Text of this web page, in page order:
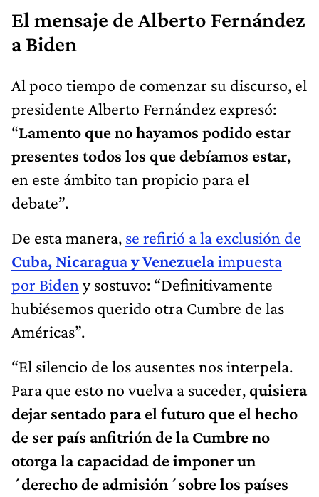
El mensaje de Alberto Fernández
a Biden
Al poco tiempo de comenzar su discurso, el
presidente Alberto Fernández expresó:
“Lamento que no hayamos podido estar
presentes todos los que debíamos estar,
en este ámbito tan propicio para el
debate”.
De esta manera, se refirió a la exclusión de
Cuba, Nicaragua y Venezuelaimpuesta
por Biden y sostuvo: “Definitivamente
hubiésemos querido otra Cumbre de las
Américas”.
“El silencio de los ausentes nos interpela.
Para que esto no vuelva a suceder, quisiera
dejar sentado para el futuro que el hecho
de ser país anfitrión de la Cumbre no
otorga la capacidad de imponer un
´derecho de admisión´sobre los países